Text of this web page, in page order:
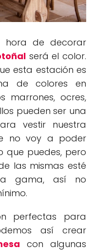
hora de decorar
será el color.
esta estación es
de colores en
marrones, ocres,
pueden ser una
vestir nuestra
no voy a poder
que puedes, pero
las mismas esté
gama, así no
perfectas para
así crear
con algunas